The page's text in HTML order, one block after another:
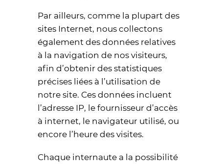
Par ailleurs, comme la plupart des
sites Internet, nous collectons
également des données relatives
à la navigation de nos visiteurs,
afin d’obtenir des statistiques
précises liées à l’utilisation de
notre site. Ces données incluent
l’adresse IP, le fournisseur d’accès
à internet, le navigateur utilisé, ou
encore l’heure des visites.
Chaque internaute a la possibilité